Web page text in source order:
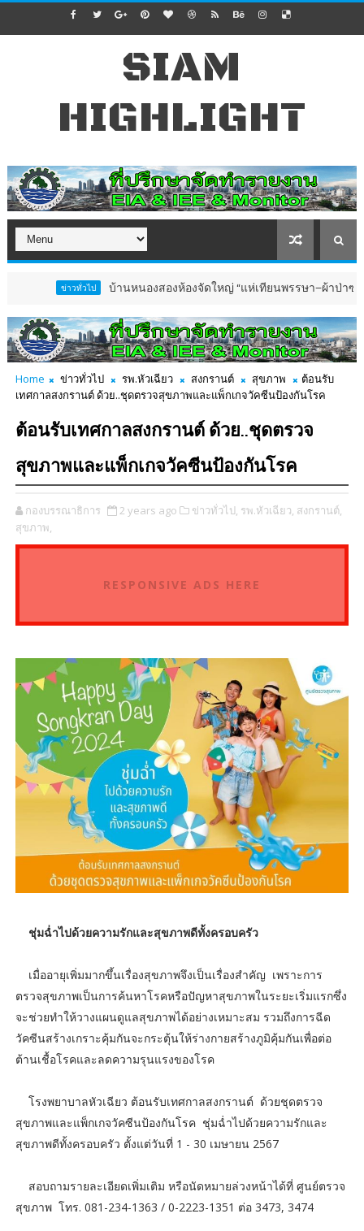
SIAM
HIGHLIGHT
บ้านหนองสองห้องจัดใหญ่ “แห่เทียนพรรษา–ผ้าป่าซาเล้งปลอดเ
Home ข่าวทั่วไป รพ.หัวเฉียว สงกรานต์ สุขภาพ
ต้อนรับ
เทศกาลสงกรานต์ ด้วย..ชุดตรวจสุขภาพและแพ็กเกจวัคซีนป้องกันโรค
ต้อนรับเทศกาลสงกรานต์ ด้วย..ชุดตรวจ
สุขภาพและแพ็กเกจวัคซีนป้องกันโรค
กองบรรณาธิการ 2 years ago ข่าวทั่วไป, รพ.หัวเฉียว, สงกรานต์,
สุขภาพ,
RESPONSIVE ADS HERE
ชุ่มฉ่ำไปด้วยความรักและสุขภาพดีทั้งครอบครัว
เมื่ออายุเพิ่มมากขึ้นเรื่องสุขภาพจึงเป็นเรื่องสำคัญ เพราะการ
ตรวจสุขภาพเป็นการค้นหาโรคหรือปัญหาสุขภาพในระยะเริ่มแรกซึ่ง
จะช่วยทำให้วางแผนดูแลสุขภาพได้อย่างเหมาะสม รวมถึงการฉีด
วัคซีนสร้างเกราะคุ้มกันจะกระตุ้นให้ร่างกายสร้างภูมิคุ้มกันเพื่อต่อ
ต้านเชื้อโรคและลดความรุนแรงของโรค
โรงพยาบาลหัวเฉียว ต้อนรับเทศกาลสงกรานต์ ด้วยชุดตรวจ
สุขภาพและแพ็กเกจวัคซีนป้องกันโรค ชุ่มฉ่ำไปด้วยความรักและ
สุขภาพดีทั้งครอบครัว ตั้งแต่วันที่ 1 - 30 เมษายน 2567
สอบถามรายละเอียดเพิ่มเติม หรือนัดหมายล่วงหน้าได้ที่ ศูนย์ตรวจ
สุขภาพ โทร. 081-234-1363 / 0-2223-1351 ต่อ 3473, 3474